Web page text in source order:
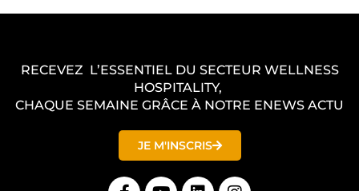
h
r
RECEVEZ L’ESSENTIEL DU SECTEUR WELLNESS
HOSPITALITY,
CHAQUE SEMAINE GRÂCE À NOTRE ENEWS ACTU
JE M'INSCRIS
F
Y
L
I